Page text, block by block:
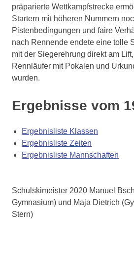
präparierte Wettkampfstrecke
Startern mit höheren Nummern
Pistenbedingungen und faire
nach Rennende endete eine tolle
mit der Siegerehrung direkt am
Rennläufer mit Pokalen und
wurden.
Ergebnisse vom
Ergebnisliste Klassen
Ergebnisliste Zeiten
Ergebnisliste Mannschaften
Schulskimeister 2020 Manuel
Gymnasium) und Maja Dietrich
Stern)